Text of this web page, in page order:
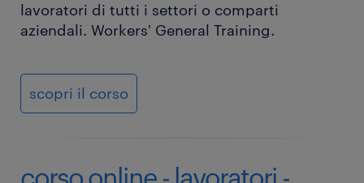
lavoratori di tutti i settori o comparti
aziendali. Workers' General Training.
scopri il corso
corso online - lavoratori -